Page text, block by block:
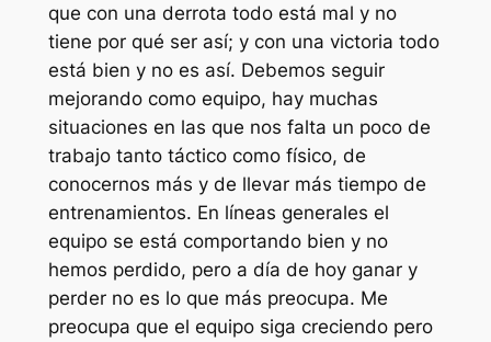
que con una derrota todo está mal y no
tiene por qué ser así; y con una victoria todo
está bien y no es así. Debemos seguir
mejorando como equipo, hay muchas
situaciones en las que nos falta un poco de
trabajo tanto táctico como físico, de
conocernos más y de llevar más tiempo de
entrenamientos. En líneas generales el
equipo se está comportando bien y no
hemos perdido, pero a día de hoy ganar y
perder no es lo que más preocupa. Me
preocupa que el equipo siga creciendo pero